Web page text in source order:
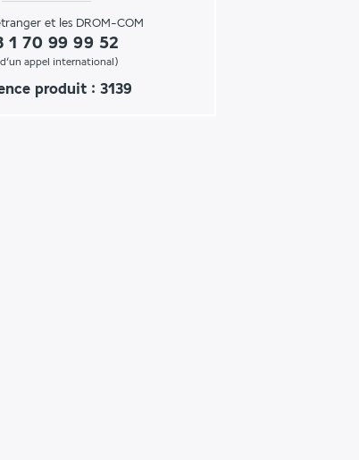
et les DROM-COM
1 70 99 99 52
appel international)
produit : 3139